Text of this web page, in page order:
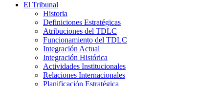
El Tribunal
Historia
Definiciones Estratégicas
Atribuciones del TDLC
Funcionamiento del TDLC
Integración Actual
Integración Histórica
Actividades Institucionales
Relaciones Internacionales
Planificación Estratégica